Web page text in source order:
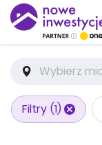
Filtry (1)